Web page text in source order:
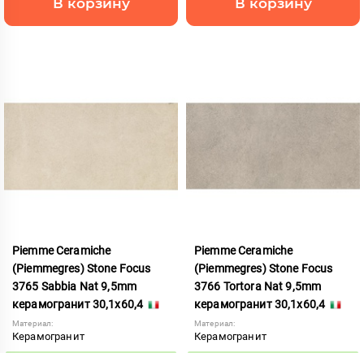
Piemme Ceramiche
(Piemmegres) Stone Focus
3765 Sabbia Nat 9,5mm
керамогранит 30,1x60,4
Материал:
Керамогранит
Piemme Ceramiche
(Piemmegres) Stone Focus
3766 Tortora Nat 9,5mm
керамогранит 30,1x60,4
Материал:
Керамогранит